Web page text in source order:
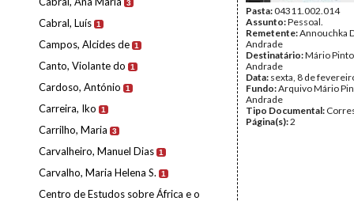
3
Cabral, Luís 1
Campos, Alcides de 1
Canto, Violante do 1
Cardoso, António 1
Carreira, Iko 1
Carrilho, Maria 3
Carvalheiro, Manuel Dias 1
Carvalho, Maria Helena S. 1
Centro de Estudos sobre África e o
Pasta:04311.002.014
Assunto:Pessoal.
Remetente:Annouchka
Andrade
Destinatário:Mário
Andrade
Data: sexta, 8 de
Fundo:Arquivo Mário
Andrade
Tipo Documental:
Página(s):2